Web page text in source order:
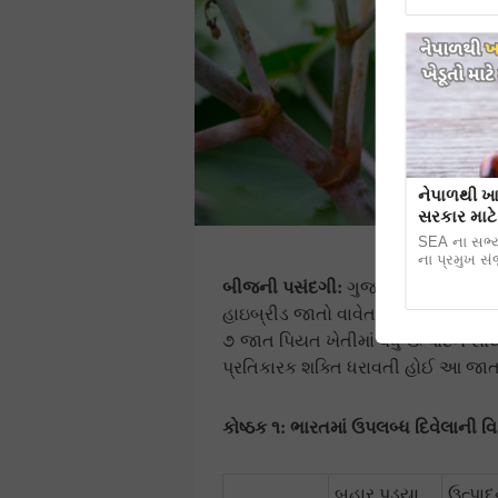
બીજની પસંદગી: ગુજરાત રાજ્યના
હાઇબ્રીડ જાતો વાવેતર માટે
૭ જાત પિયત ખેતીમાં વધુ ઉત્પાદન
પ્રતિકારક શક્તિ ધરાવતી હોઈ આ
કોષ્ઠક ૧: ભારતમાં ઉપલબ્ધ દિવેલાની
બહાર પડ્યા
નેપાળથી
સરકાર
SEA ના
ના પ્રમુખ